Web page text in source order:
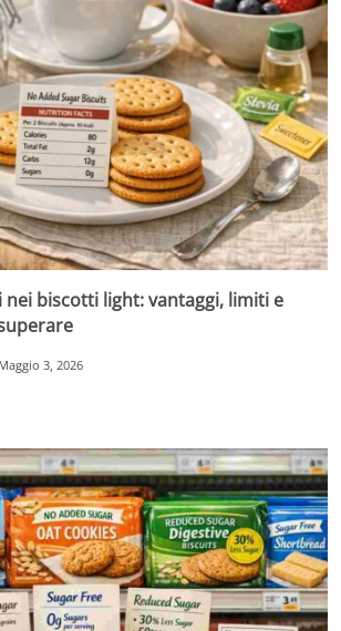
biscotti light: vantaggi, limiti e
Maggio 3, 2026